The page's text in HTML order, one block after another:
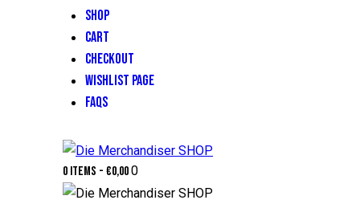
SHOP
CART
CHECKOUT
WISHLIST PAGE
FAQS
0 items - €0,000